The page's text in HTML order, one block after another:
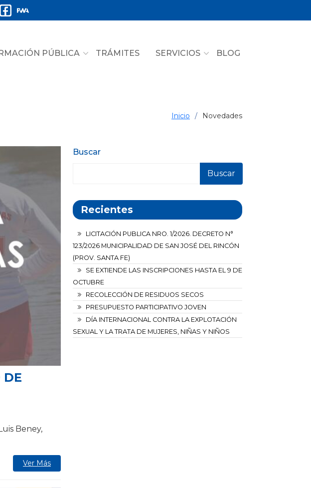
PÚBLICA TRÁMITES SERVICIOS BLOG
Inicio Novedades
DE
Beney,
Ver Más
Buscar
Buscar
Recientes
LICITACIÓN PUBLICA NRO. 1/2026. DECRETO N°
123/2026 MUNICIPALIDAD DE SAN JOSÉ DEL RINCÓN
(PROV. SANTA FE)
SE EXTIENDE LAS INSCRIPCIONES HASTA EL 9 DE
OCTUBRE
RECOLECCIÓN DE RESIDUOS SECOS
PRESUPUESTO PARTICIPATIVO JOVEN
DÍA INTERNACIONAL CONTRA LA EXPLOTACIÓN
SEXUAL Y LA TRATA DE MUJERES, NIÑAS Y NIÑOS